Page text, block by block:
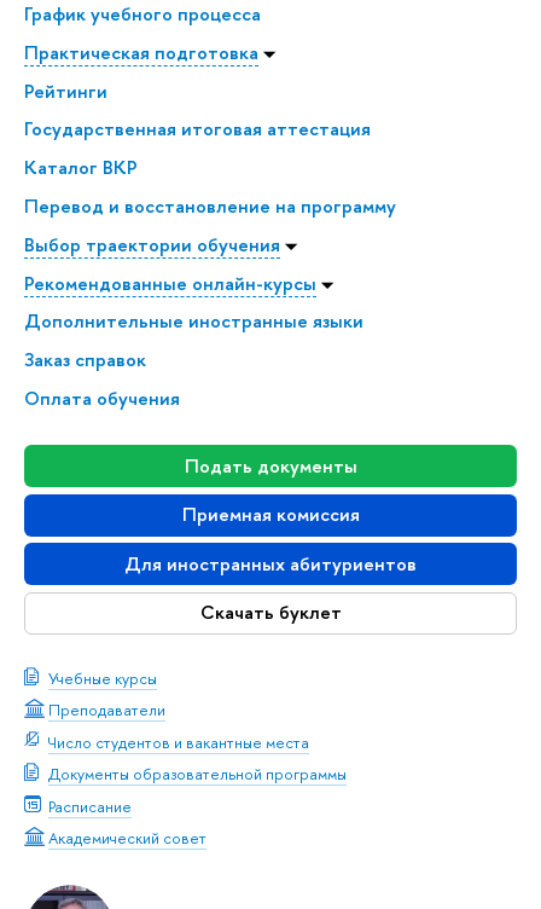
График учебного процесса
Практическая подготовка
Рейтинги
Государственная итоговая аттестация
Каталог ВКР
Перевод и восстановление на программу
Выбор траектории обучения
Рекомендованные онлайн-курсы
Дополнительные иностранные языки
Заказ справок
Оплата обучения
Подать документы
Приемная комиссия
Для иностранных абитуриентов
Скачать буклет
Учебные курсы
Преподаватели
Число студентов и вакантные места
Документы образовательной программы
Расписание
Академический совет